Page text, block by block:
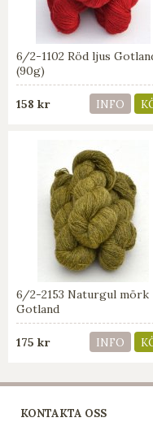
6/2-1102 Röd ljus
(90g)
158 kr INFO
6/2-2153 Naturgul mörk
Gotland
175 kr INFO
KONTAKTA OSS